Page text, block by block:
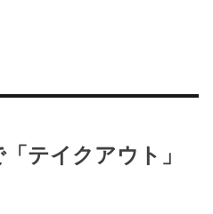
テイクアウト」